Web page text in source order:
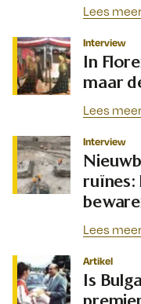
Lees
Interview
In
maar
Lees
Interview
ruïnes:
Lees
Artikel
Is